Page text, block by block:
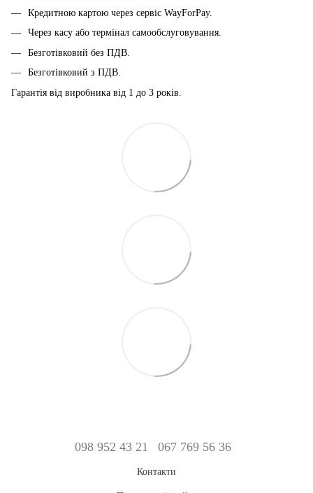
Кредитною картою через сервіс WayForPay.
Через касу або термінал самообслуговування.
Безготівковий без ПДВ.
Безготівковий з ПДВ.
Гарантія від виробника від 1 до 3 років.
098 952 43 21 067 769 56 36
Контакти